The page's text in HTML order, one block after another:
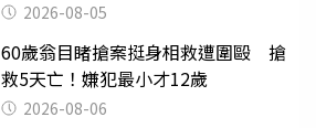
2026-08-05
60歲翁目睹搶案挺身相救遭圍毆 搶
救5天亡！嫌犯最小才12歲
2026-08-06